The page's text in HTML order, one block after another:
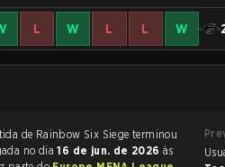
L W L L W
A partida de Rainbow Six Siege terminou
jogada no dia16 de jun. de 2026 às